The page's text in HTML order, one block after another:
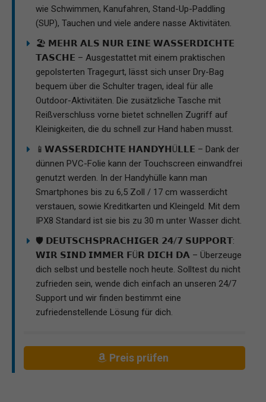
wie Schwimmen, Kanufahren, Stand-Up-Paddling
(SUP), Tauchen und viele andere nasse Aktivitäten.
🏖️ 𝗠𝗘𝗛𝗥 𝗔𝗟𝗦 𝗡𝗨𝗥 𝗘𝗜𝗡𝗘 𝗪𝗔𝗦𝗦𝗘𝗥𝗗𝗜𝗖𝗛𝗧𝗘
𝗧𝗔𝗦𝗖𝗛𝗘 – Ausgestattet mit einem praktischen
gepolsterten Tragegurt, lässt sich unser Dry-Bag
bequem über die Schulter tragen, ideal für alle
Outdoor-Aktivitäten. Die zusätzliche Tasche mit
Reißverschluss vorne bietet schnellen Zugriff auf
Kleinigkeiten, die du schnell zur Hand haben musst.
📱𝗪𝗔𝗦𝗦𝗘𝗥𝗗𝗜𝗖𝗛𝗧𝗘 𝗛𝗔𝗡𝗗𝗬𝗛Ü𝗟𝗟𝗘 – Dank der
dünnen PVC-Folie kann der Touchscreen einwandfrei
genutzt werden. In der Handyhülle kann man
Smartphones bis zu 6,5 Zoll / 17 cm wasserdicht
verstauen, sowie Kreditkarten und Kleingeld. Mit dem
IPX8 Standard ist sie bis zu 30 m unter Wasser dicht.
🛡️ 𝗗𝗘𝗨𝗧𝗦𝗖𝗛𝗦𝗣𝗥𝗔𝗖𝗛𝗜𝗚𝗘𝗥 𝟮𝟰/𝟳 𝗦𝗨𝗣𝗣𝗢𝗥𝗧:
𝗪𝗜𝗥 𝗦𝗜𝗡𝗗 𝗜𝗠𝗠𝗘𝗥 𝗙Ü𝗥 𝗗𝗜𝗖𝗛 𝗗𝗔 – Überzeuge
dich selbst und bestelle noch heute. Solltest du nicht
zufrieden sein, wende dich einfach an unseren 24/7
Support und wir finden bestimmt eine
zufriedenstellende Lösung für dich.
Preis prüfen